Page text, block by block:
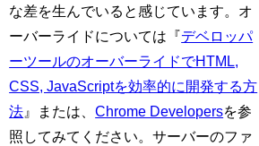
な差を生んでいると感じています。オ
ーバーライドについては『デベロッパ
ーツールのオーバーライドでHTML,
CSS, JavaScriptを効率的に開発する方
法』または、Chrome Developersを参
照してみてください。サーバーのファ